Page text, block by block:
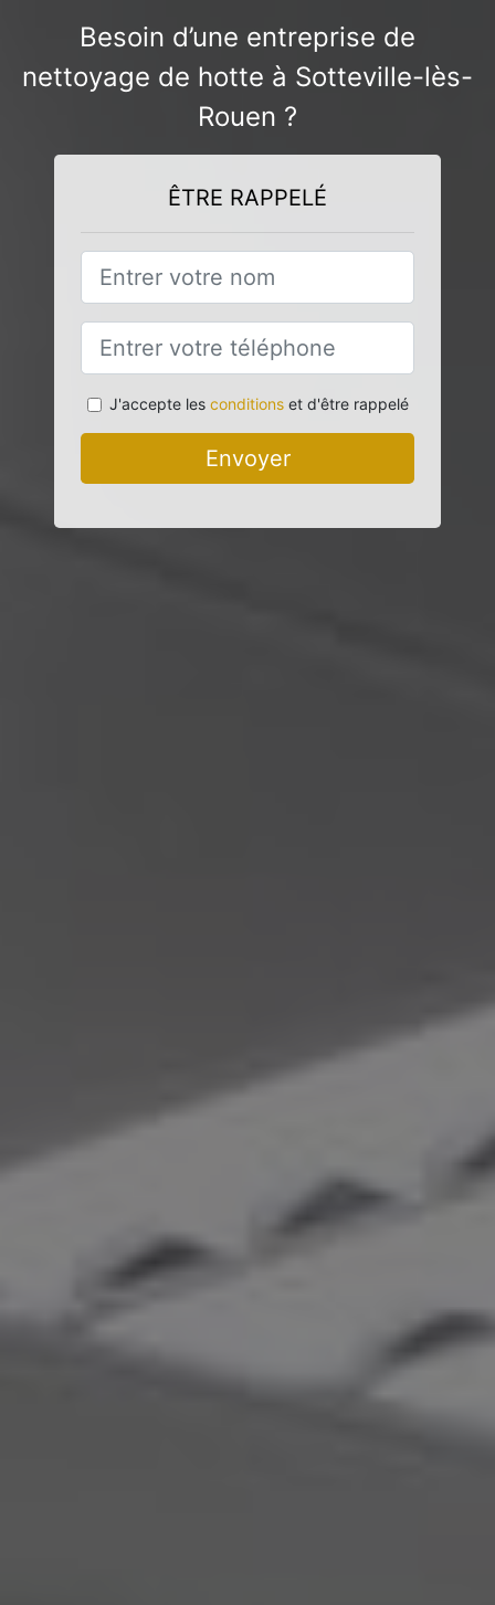
Besoin d’une entreprise de
nettoyage de hotte à Sotteville-lès-
Rouen ?
ÊTRE RAPPELÉ
J'accepte les conditionset d'être rappelé
Envoyer